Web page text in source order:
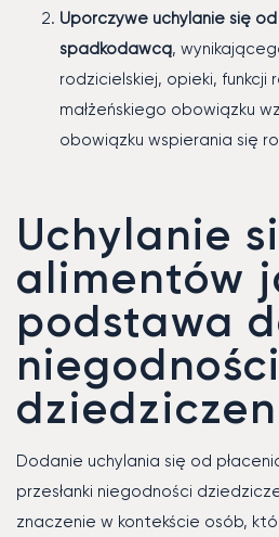
Uporczywe uchylanie się
spadkodawcą,
rodzicielskiej, opieki,
małżeńskiego obowiązku
obowiązku wspierania się
Uchylanie
alimentów
podstawa
niegodności
Dodanie uchylania się od
przesłanki niegodności
znaczenie w kontekście osób,